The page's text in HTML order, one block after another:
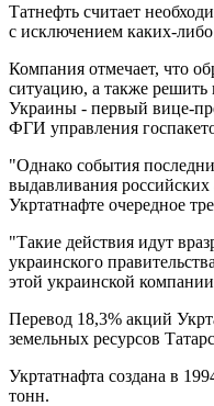
Татнефть считает
с исключением каких-
Компания отмечает, что
ситуацию, а также
Украины - первый вице-
ФГИ управления
"Однако события
выдавливания
Укртатнафте очередное
"Такие действия идут
украинского
этой украинской
Перевод 18,3% акций
земельных ресурсов
Укртатнафта создана в
тонн.